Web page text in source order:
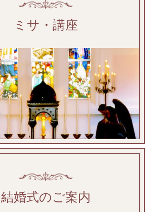
ミサ・講座
結婚式のご案内